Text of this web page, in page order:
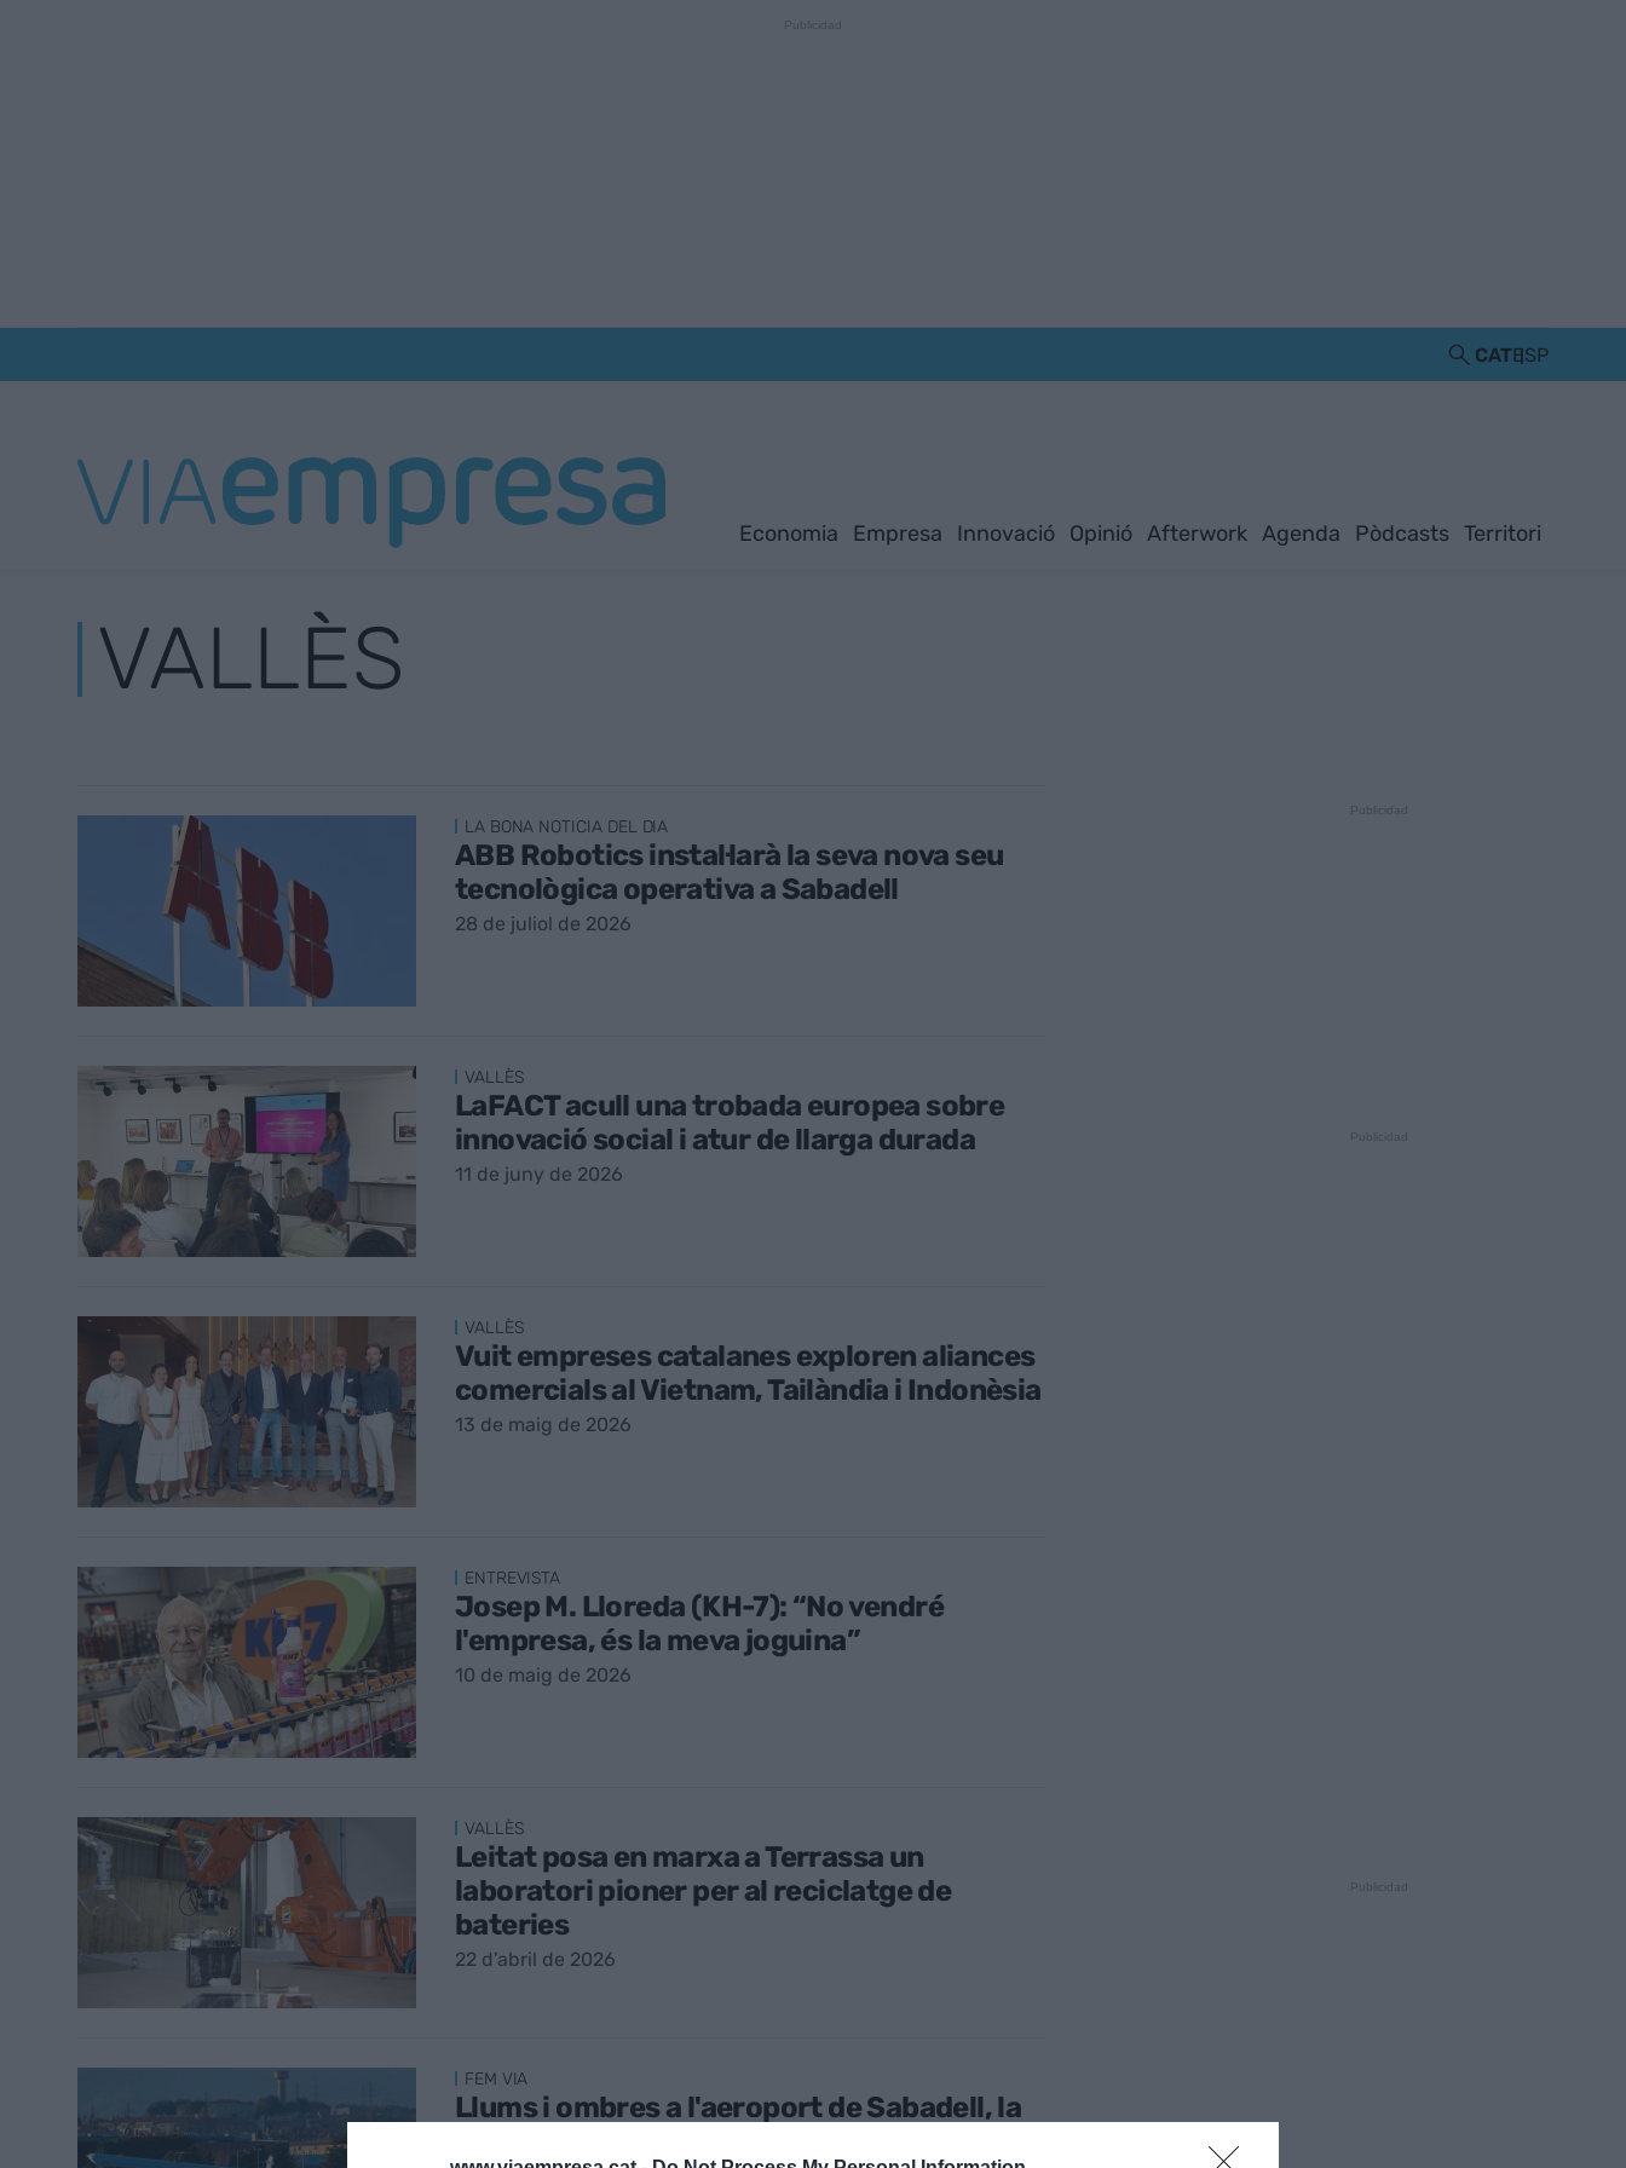
CATESP
Economia Empresa Innovació Opinió Afterwork Agenda Pòdcasts Territori
VALLÈS
LA BONA NOTICIA DEL DIA
ABB Robotics instal·larà la seva nova seu
tecnològica operativa a Sabadell
28 de juliol de 2026
VALLÈS
LaFACT acull una trobada europea sobre
innovació social i atur de llarga durada
11 de juny de 2026
VALLÈS
Vuit empreses catalanes exploren aliances
comercials al Vietnam, Tailàndia i Indonèsia
13 de maig de 2026
ENTREVISTA
Josep M. Lloreda (KH-7): “No vendré
l'empresa, és la meva joguina”
10 de maig de 2026
VALLÈS
Leitat posa en marxa a Terrassa un
laboratori pioner per al reciclatge de
bateries
22 d’abril de 2026
FEM VIA
Llums i ombres a l'aeroport de Sabadell, la